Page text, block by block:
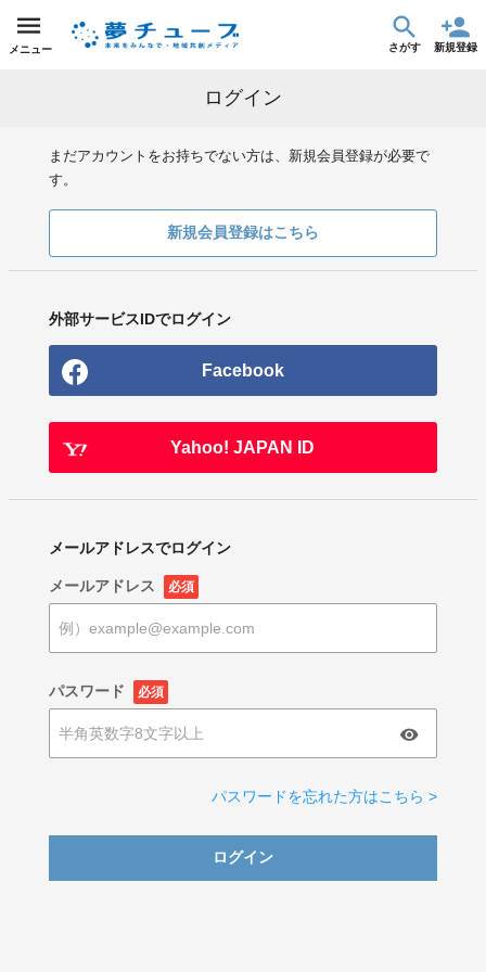
メニュー さがす 新規登録
ログイン
まだアカウントをお持ちでない方は、新規会員登録が必要で
す。
新規会員登録はこちら
外部サービスIDでログイン
Facebook
Yahoo! JAPAN ID
メールアドレスでログイン
メールアドレス 必須
パスワード 必須
パスワードを忘れた方はこちら >
ログイン